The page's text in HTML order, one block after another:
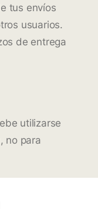
tus envíos
usuarios.
de entrega
utilizarse
no para